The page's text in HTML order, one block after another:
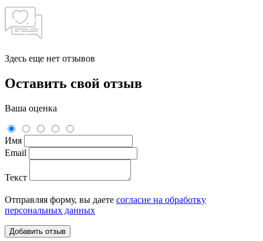
Здесь еще нет отзывов
Оставить свой отзыв
Ваша оценка
Имя
Email
Текст
Отправляя форму, вы даете согласие на обработку
персональных данных